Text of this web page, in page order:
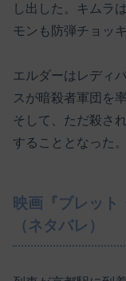
し出した。キムラ
モンも防弾チョッ
エルダーはレディ
スが暗殺者軍団を
そして、ただ殺さ
することとなった。
映画『ブレット
（ネタバレ）